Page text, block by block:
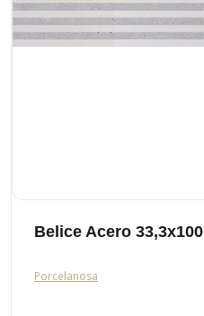
Belice Acero 33,3x100
Porcelanosa